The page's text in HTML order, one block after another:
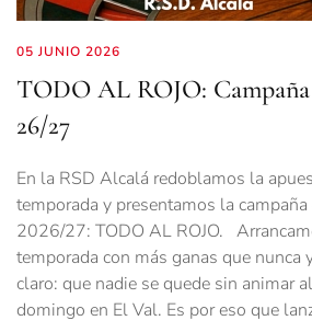
05 JUNIO 2026
TODO AL ROJO:
26/27
En la RSD Alcalá redoblamos la
temporada y presentamos la
2026/27: TODO AL ROJO.
temporada con más ganas que nunca
claro: que nadie se quede sin animar
domingo en El Val. Es por eso que